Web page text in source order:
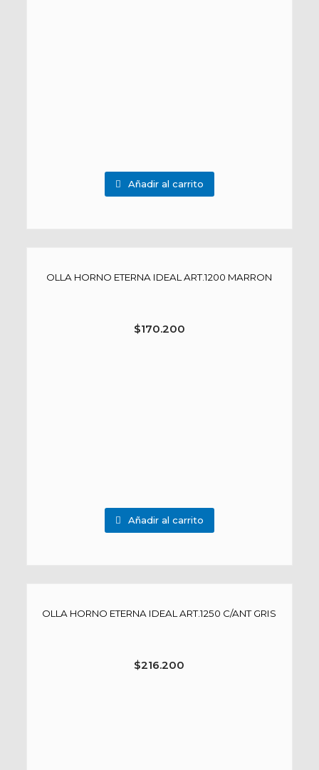
Añadir al carrito
OLLA HORNO ETERNA IDEAL ART.1200 MARRON
$170.200
Añadir al carrito
OLLA HORNO ETERNA IDEAL ART.1250 C/ANT GRIS
$216.200